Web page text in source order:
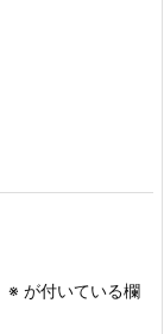
※ が付いている欄